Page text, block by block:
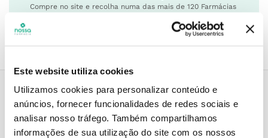
Este website utiliza cookies
Utilizamos cookies para personalizar conteúdo e
anúncios, fornecer funcionalidades de redes sociais e
analisar nosso tráfego. Também compartilhamos
informações de sua utilização do site com os nossos
Compre no site e recolha numa das mais de 120 Farmácias
Descrição do Produto